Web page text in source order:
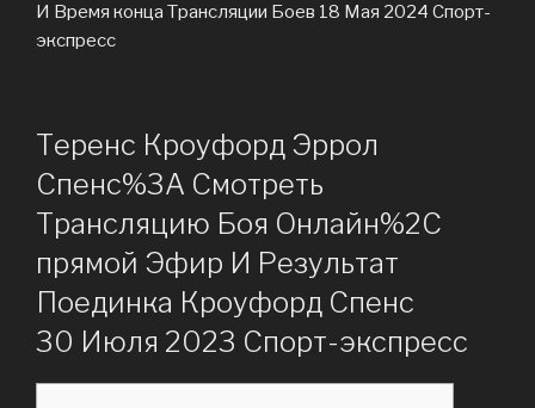
И Время конца Трансляции Боев 18 Мая 2024 Спорт-
экспресс
Теренс Кроуфорд Эррол
Спенс%3A Смотреть
Трансляцию Боя Онлайн%2C
прямой Эфир И Результат
Поединка Кроуфорд Спенс
30 Июля 2023 Спорт-экспресс